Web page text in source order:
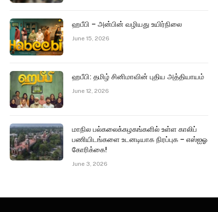
ஹபீபி – அன்பின் வழியது உயிர்நிலை
June 15, 2026
ஹபீபி: தமிழ் சினிமாவின் புதிய அத்தியாயம்
June 12, 2026
மாநில பல்கலைக்கழகங்களில் உள்ள காலிப்
பணியிடங்களை உடனடியாக நிரப்புக – எஸ்ஐஓ
கோரிக்கை!
June 3, 2026